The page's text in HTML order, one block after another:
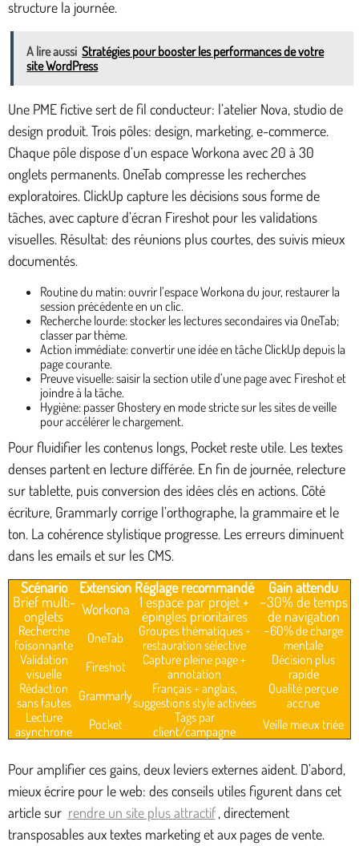
structure la journée.
A lire aussi Stratégies pour booster les performances de votre
site WordPress
Une PME fictive sert de fil conducteur: l’atelier Nova, studio de
design produit. Trois pôles: design, marketing, e-commerce.
Chaque pôle dispose d’un espace Workona avec 20 à 30
onglets permanents. OneTab compresse les recherches
exploratoires. ClickUp capture les décisions sous forme de
tâches, avec capture d’écran Fireshot pour les validations
visuelles. Résultat: des réunions plus courtes, des suivis mieux
documentés.
Routine du matin: ouvrir l’espace Workona du jour, restaurer la
session précédente en un clic.
Recherche lourde: stocker les lectures secondaires via OneTab;
classer par thème.
Action immédiate: convertir une idée en tâche ClickUp depuis la
page courante.
Preuve visuelle: saisir la section utile d’une page avec Fireshot et
joindre à la tâche.
Hygiène: passer Ghostery en mode stricte sur les sites de veille
pour accélérer le chargement.
Pour fluidifier les contenus longs, Pocket reste utile. Les textes
denses partent en lecture différée. En fin de journée, relecture
sur tablette, puis conversion des idées clés en actions. Côté
écriture, Grammarly corrige l’orthographe, la grammaire et le
ton. La cohérence stylistique progresse. Les erreurs diminuent
dans les emails et sur les CMS.
Scénario
Extension Réglage recommandé
Gain attendu
Brief multi-
onglets
Workona 1 espace par projet +
épingles prioritaires
−30% de temps
de navigation
Recherche
foisonnante
OneTab
Groupes thématiques +
restauration sélective
−60% de charge
mentale
Validation
visuelle
Fireshot
Capture pleine page +
annotation
Décision plus
rapide
Rédaction
sans fautes Grammarly
Français + anglais,
suggestions style activées
Qualité perçue
accrue
Lecture
asynchrone
Pocket
Tags par
client/campagne
Veille mieux triée
Pour amplifier ces gains, deux leviers externes aident. D’abord,
mieux écrire pour le web: des conseils utiles figurent dans cet
article sur rendre un site plus attractif , directement
transposables aux textes marketing et aux pages de vente.